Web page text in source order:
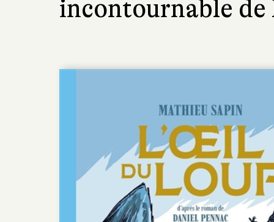
incontournable